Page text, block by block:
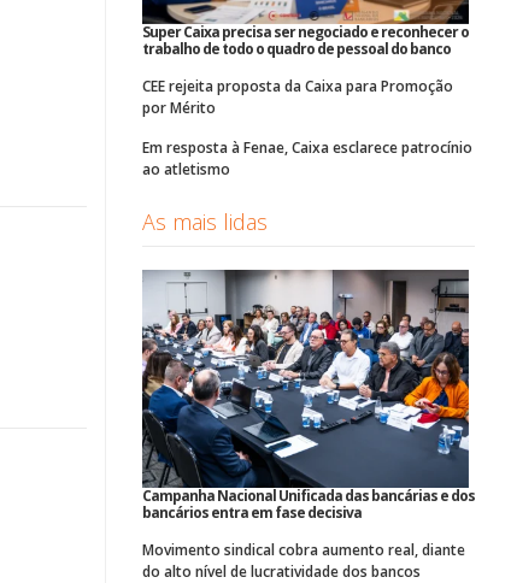
Super Caixa precisa ser negociado e reconhecer o
trabalho de todo o quadro de pessoal do banco
CEE rejeita proposta da Caixa para Promoção
por Mérito
Em resposta à Fenae, Caixa esclarece patrocínio
ao atletismo
As mais lidas
Campanha Nacional Unificada das bancárias e dos
bancários entra em fase decisiva
Movimento sindical cobra aumento real, diante
do alto nível de lucratividade dos bancos